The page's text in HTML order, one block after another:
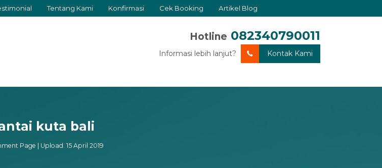
Tentang Kami Konfirmasi Cek Booking Artikel Blog
Hotline 082340790011
Informasi lebih lanjut? Kontak Kami
kuta bali
Page | Upload: 15 April 2019